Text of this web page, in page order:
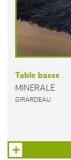
Table basse
MINERALE
GIRARDEAU